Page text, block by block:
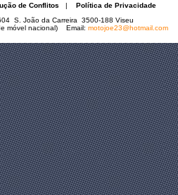
de Conflitos | Política de Privacidade
S. João da Carreira 3500-188 Viseu
móvel nacional) Email: motojoe23@hotmail.com